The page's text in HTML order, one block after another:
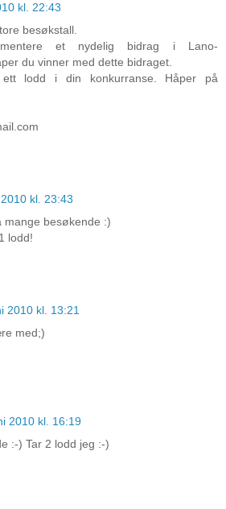
kl. 22:43
besøkstall.
et nydelig bidrag i Lano-
du vinner med dette bidraget.
lodd i din konkurranse. Håper på
kl. 23:43
mange besøkende :)
lodd!
2010 kl. 13:21
med;)
2010 kl. 16:19
:-) Tar 2 lodd jeg :-)